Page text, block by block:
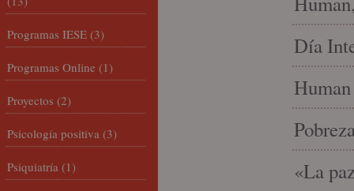
Día
«La
Programas IESE (3)
Programas Online (1)
Proyectos (2)
Psicología positiva (3)
Psiquiatría (1)